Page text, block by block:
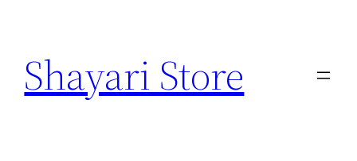
content
Shayari Store